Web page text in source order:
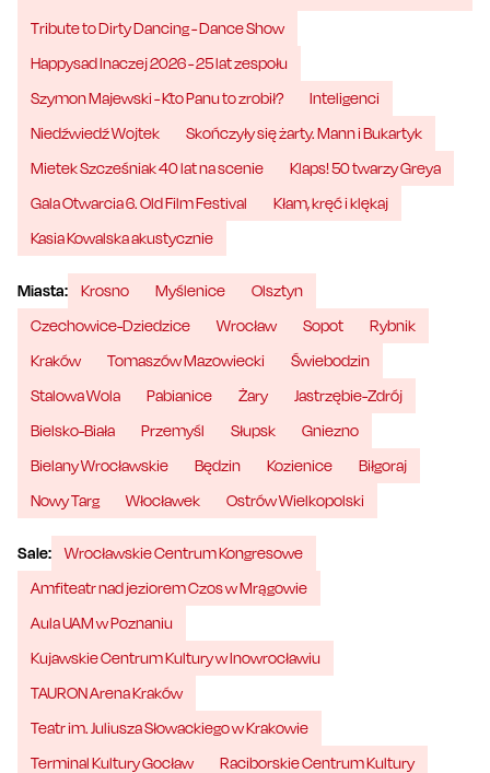
Tribute to Dirty Dancing - Dance Show
Happysad Inaczej 2026 - 25 lat zespołu
Szymon Majewski - Kto Panu to zrobił?
Inteligenci
Niedźwiedź Wojtek
Skończyły się żarty. Mann i Bukartyk
Mietek Szcześniak 40 lat na scenie
Klaps! 50 twarzy Greya
Gala Otwarcia 6. Old Film Festival
Kłam, kręć i klękaj
Kasia Kowalska akustycznie
Miasta: Krosno Myślenice
Olsztyn
Czechowice-Dziedzice
Wrocław Sopot
Rybnik
Kraków
Tomaszów Mazowiecki
Świebodzin
Stalowa Wola
Pabianice Żary
Jastrzębie-Zdrój
Bielsko-Biała
Przemyśl Słupsk
Gniezno
Bielany Wrocławskie
Będzin Kozienice
Biłgoraj
Nowy Targ
Włocławek Ostrów Wielkopolski
Sale:
Wrocławskie Centrum Kongresowe
Amfiteatr nad jeziorem Czos w Mrągowie
Aula UAM w Poznaniu
Kujawskie Centrum Kultury w Inowrocławiu
TAURON Arena Kraków
Teatr im. Juliusza Słowackiego w Krakowie
Terminal Kultury Gocław
Raciborskie Centrum Kultury